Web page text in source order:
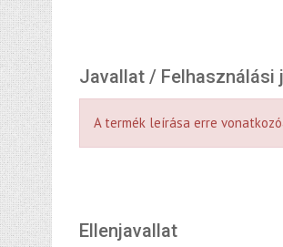
Javallat / Felhasználási
A termék leírása erre
Ellenjavallat